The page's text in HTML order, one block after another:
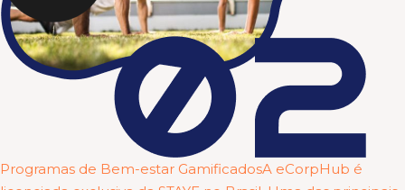
Programas de Bem-estar GamificadosA eCorpHub é